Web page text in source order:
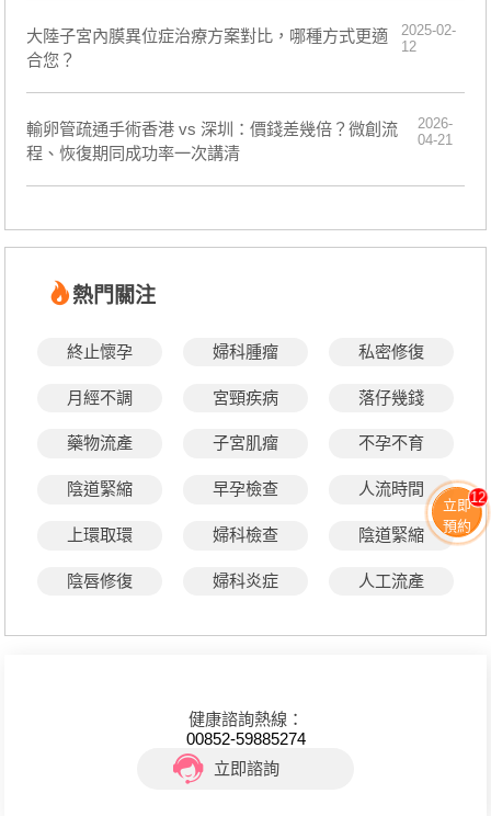
大陸子宮內膜異位症治療方案對比，哪種方式更適
合您？
2025-02-
12
輸卵管疏通手術香港 vs 深圳：價錢差幾倍？微創流
程、恢復期同成功率一次講清
2026-
04-21
熱門關注
終止懷孕 婦科腫瘤 私密修復
月經不調 宮頸疾病 落仔幾錢
藥物流產 子宮肌瘤 不孕不育
陰道緊縮 早孕檢查 人流時間
上環取環 婦科檢查 陰道緊縮
陰唇修復 婦科炎症 人工流產
健康諮詢熱線：
00852-59885274
立即諮詢
立即
預約
12